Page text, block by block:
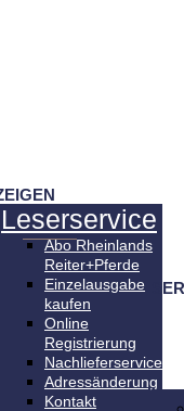
Leserservice
Abo Rheinlands
Reiter+Pferde
Einzelausgabe
kaufen
Online
Registrierung
Nachlieferservice
Adressänderung
Kontakt